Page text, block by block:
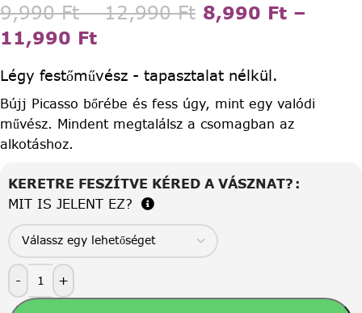
9,990Ft – 12,990Ft 8,990 Ft –
11,990 Ft
Légy festőművész - tapasztalat nélkül.
Bújj Picasso bőrébe és fess úgy, mint egy valódi
művész. Mindent megtalálsz a csomagban az
alkotáshoz.
KERETRE FESZÍTVE KÉRED A VÁSZNAT?
MIT IS JELENT EZ?
- +